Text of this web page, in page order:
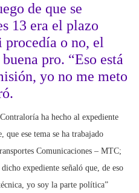
de que se
13 era el plazo
procedía o no, el
pro. “Eso está
yo no me meto
ha hecho al expediente
que ese tema se ha trabajado
Comunicaciones – MTC;
expediente señaló que, de eso
yo soy la parte política”